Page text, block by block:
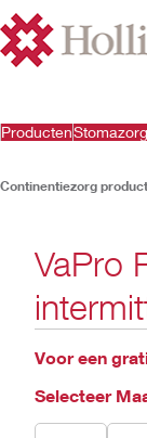
ProductenStomazorg
Continentiezorg
VaPro
Voor een
Selecteer